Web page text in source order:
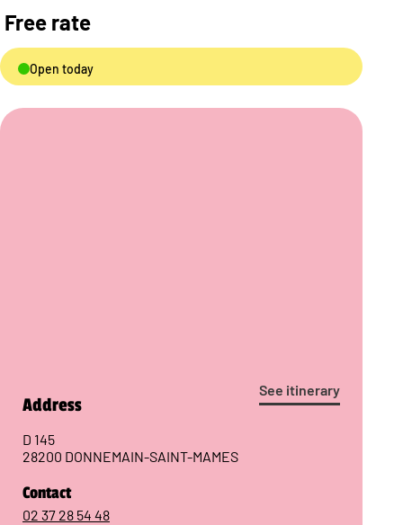
Free rate
Open today
See itinerary
Address
D 145
28200 DONNEMAIN-SAINT-MAMES
Contact
02 37 28 54 48